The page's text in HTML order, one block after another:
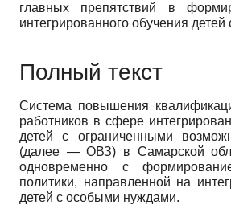
глав­ных препятствий в
интегри­рованного обучения
Полный текст
Система повышения
работников в сфере
де­тей с ограниченными
(далее — ОВЗ) в Самарской
одновременно с
политики, направленной на
детей с особыми нуждами.